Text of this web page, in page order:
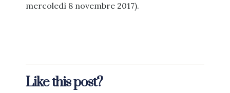
mercoledì 8 novembre 2017).
Like this post?